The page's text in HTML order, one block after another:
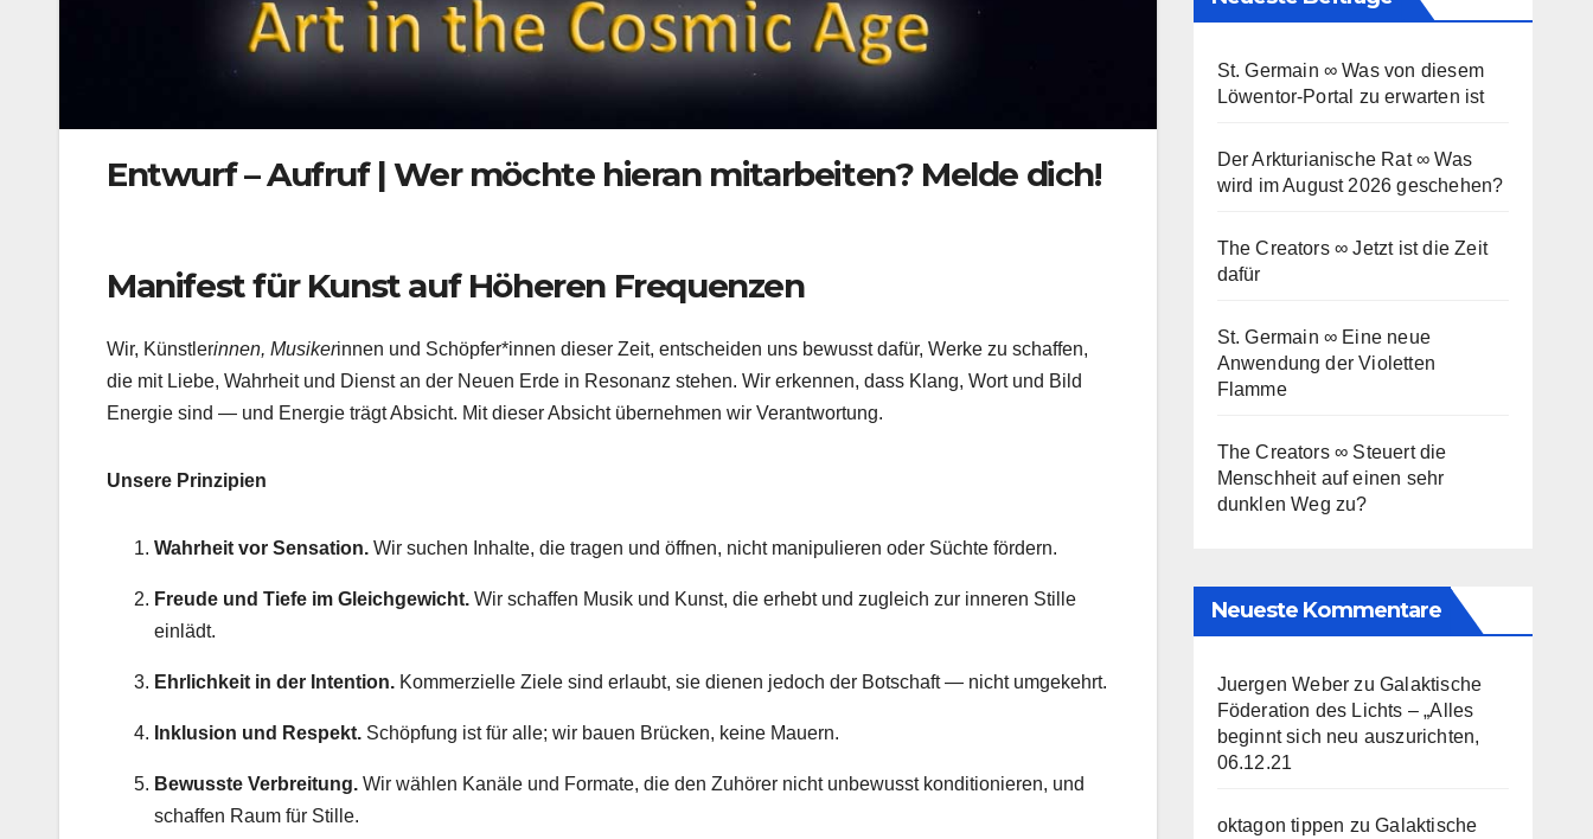
Entwurf – Aufruf | Wer möchte hieran mitarbeiten? Melde dich!
Manifest für Kunst auf Höheren Frequenzen
Wir, Künstlerinnen, Musikerinnen und Schöpfer*innen dieser Zeit, entscheiden uns bewusst dafür, Werke zu schaffen,
die mit Liebe, Wahrheit und Dienst an der Neuen Erde in Resonanz stehen. Wir erkennen, dass Klang, Wort und Bild
Energie sind — und Energie trägt Absicht. Mit dieser Absicht übernehmen wir Verantwortung.
Unsere Prinzipien
Wahrheit vor Sensation. Wir suchen Inhalte, die tragen und öffnen, nicht manipulieren oder Süchte fördern.
Freude und Tiefe im Gleichgewicht. Wir schaffen Musik und Kunst, die erhebt und zugleich zur inneren Stille
einlädt.
Ehrlichkeit in der Intention. Kommerzielle Ziele sind erlaubt, sie dienen jedoch der Botschaft — nicht umgekehrt.
Inklusion und Respekt. Schöpfung ist für alle; wir bauen Brücken, keine Mauern.
Bewusste Verbreitung. Wir wählen Kanäle und Formate, die den Zuhörer nicht unbewusst konditionieren, und
schaffen Raum für Stille.
St. Germain ∞ Was von diesem
Löwentor-Portal zu erwarten ist
Der Arkturianische Rat ∞ Was
wird im August 2026 geschehen?
The Creators ∞ Jetzt ist die Zeit
dafür
St. Germain ∞ Eine neue
Anwendung der Violetten
Flamme
The Creators ∞ Steuert die
Menschheit auf einen sehr
dunklen Weg zu?
Neueste Kommentare
Juergen Weber zu Galaktische
Föderation des Lichts – „Alles
beginnt sich neu auszurichten,
06.12.21
oktagon tippen zuGalaktische